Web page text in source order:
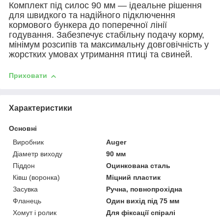
Комплект під силос 90 мм — ідеальне рішення
для швидкого та надійного підключення
кормового бункера до поперечної лінії
годування. Забезпечує стабільну подачу корму,
мінімум розсипів та максимальну довговічність у
жорстких умовах утримання птиці та свиней.
Приховати
Характеристики
Основні
Виробник
Auger
Діаметр виходу
90 мм
Піддон
Оцинкована сталь
Ківш (воронка)
Міцний пластик
Засувка
Ручна, повнопрохідна
Фланець
Один вихід під 75 мм
Хомут і ролик
Для фіксації спіралі